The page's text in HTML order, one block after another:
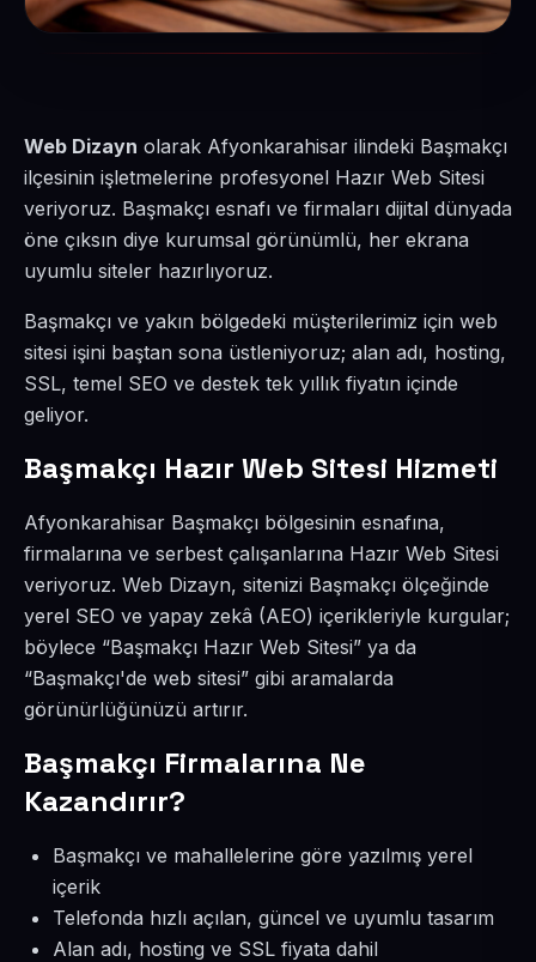
Web Dizayn olarak Afyonkarahisar ilindeki Başmakçı
ilçesinin işletmelerine profesyonel Hazır Web Sitesi
veriyoruz. Başmakçı esnafı ve firmaları dijital dünyada
öne çıksın diye kurumsal görünümlü, her ekrana
uyumlu siteler hazırlıyoruz.
Başmakçı ve yakın bölgedeki müşterilerimiz için web
sitesi işini baştan sona üstleniyoruz; alan adı, hosting,
SSL, temel SEO ve destek tek yıllık fiyatın içinde
geliyor.
Başmakçı Hazır Web Sitesi Hizmeti
Afyonkarahisar Başmakçı bölgesinin esnafına,
firmalarına ve serbest çalışanlarına Hazır Web Sitesi
veriyoruz. Web Dizayn, sitenizi Başmakçı ölçeğinde
yerel SEO ve yapay zekâ (AEO) içerikleriyle kurgular;
böylece “Başmakçı Hazır Web Sitesi” ya da
“Başmakçı'de web sitesi” gibi aramalarda
görünürlüğünüzü artırır.
Başmakçı Firmalarına Ne
Kazandırır?
Başmakçı ve mahallelerine göre yazılmış yerel
içerik
Telefonda hızlı açılan, güncel ve uyumlu tasarım
Alan adı, hosting ve SSL fiyata dahil